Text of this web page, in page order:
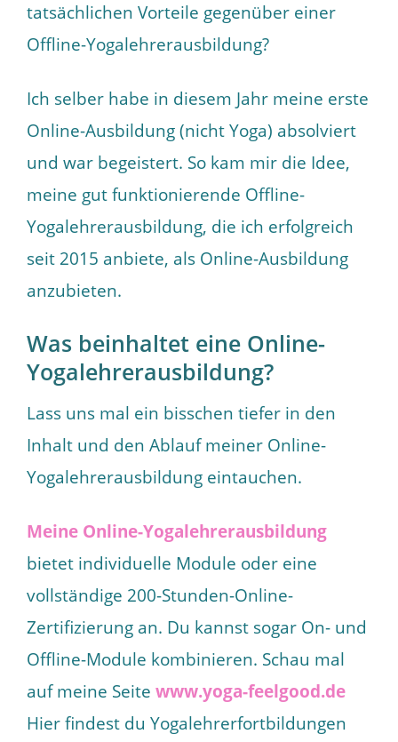
tatsächlichen Vorteile gegenüber einer
Offline-Yogalehrerausbildung?
Ich selber habe in diesem Jahr meine erste
Online-Ausbildung (nicht Yoga) absolviert
und war begeistert. So kam mir die Idee,
meine gut funktionierende Offline-
Yogalehrerausbildung, die ich erfolgreich
seit 2015 anbiete, als Online-Ausbildung
anzubieten.
Was beinhaltet eine Online-
Yogalehrerausbildung?
Lass uns mal ein bisschen tiefer in den
Inhalt und den Ablauf meiner Online-
Yogalehrerausbildung eintauchen.
Meine Online-Yogalehrerausbildung
bietet individuelle Module oder eine
vollständige 200-Stunden-Online-
Zertifizierung an. Du kannst sogar On- und
Offline-Module kombinieren. Schau mal
auf meine Seite www.yoga-feelgood.de
Hier findest du Yogalehrerfortbildungen